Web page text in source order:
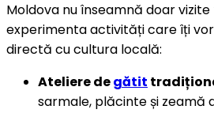
Moldova nu înseamnă doar
experimenta activități care îți
directă cu cultura locală:
Ateliere degătit
sarmale, plăcinte și zeamă